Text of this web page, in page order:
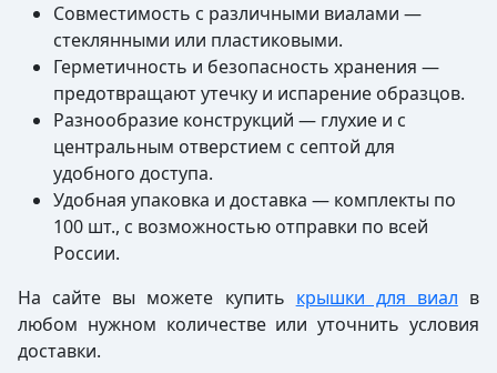
Совместимость с различными виалами —
стеклянными или пластиковыми.
Герметичность и безопасность хранения —
предотвращают утечку и испарение образцов.
Разнообразие конструкций — глухие и с
центральным отверстием с септой для
удобного доступа.
Удобная упаковка и доставка — комплекты по
100 шт., с возможностью отправки по всей
России.
На сайте вы можете купить крышки для виал в
любом нужном количестве или уточнить условия
доставки.